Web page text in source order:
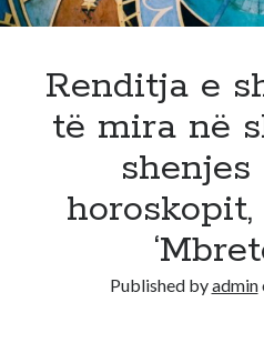
Renditja e
të mira në
Published byadmin